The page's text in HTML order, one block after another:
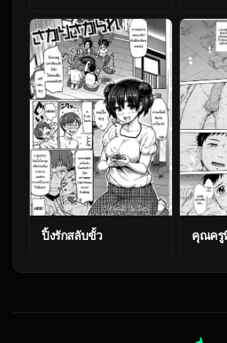
ปิ้งรักสลับขั้ว คุณครู